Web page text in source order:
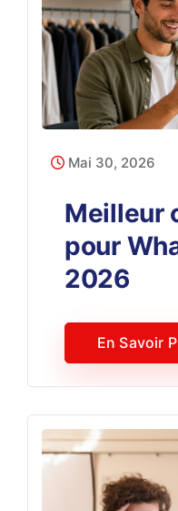
Mai 30, 2026
Meilleur
pour
2026
En Savoir